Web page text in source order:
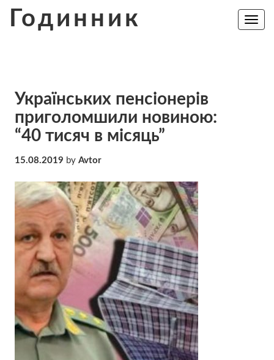
Годинник
Toggle
Українських пенсіонерів
приголомшили новиною:
“40 тисяч в місяць”
15.08.2019 by Avtor